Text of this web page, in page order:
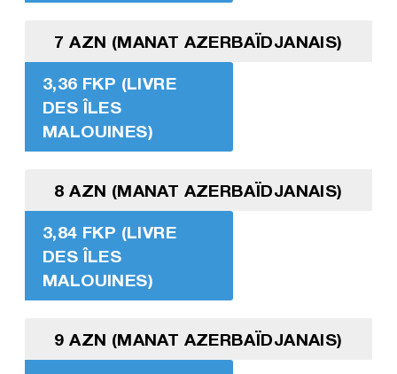
7 AZN (MANAT AZERBAÏDJANAIS)
3,36 FKP (LIVRE
DES ÎLES
MALOUINES)
8 AZN (MANAT AZERBAÏDJANAIS)
3,84 FKP (LIVRE
DES ÎLES
MALOUINES)
9 AZN (MANAT AZERBAÏDJANAIS)